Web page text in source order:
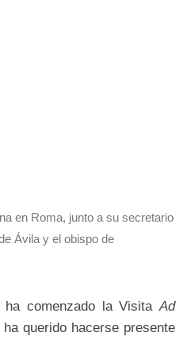
en Roma, junto a su secretario
Ávila y el obispo de
ha comenzado la VisitaAd
querido hacerse presente